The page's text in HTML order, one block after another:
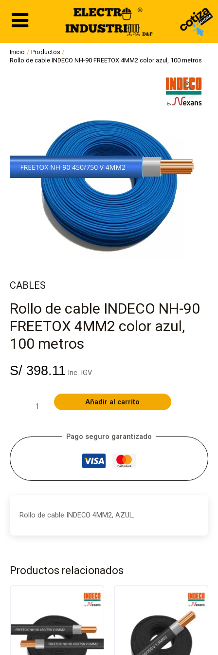
contenido
Inicio
Productos
Rollo de cable INDECO NH-90 FREETOX 4MM2 color azul, 100 metros
CABLES
Rollo de cable INDECO NH-90
FREETOX 4MM2 color azul,
100 metros
S/ 398.11 Inc. IGV
NH-
100
metros
cantidad
Añadir al carrito
Pago seguro garantizado
Rollo de cable INDECO 4MM2, AZUL.
Productos relacionados